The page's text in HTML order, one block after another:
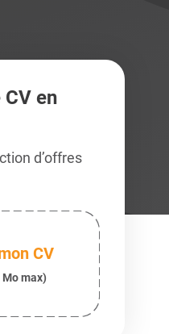
en
d’offres
CV
max)